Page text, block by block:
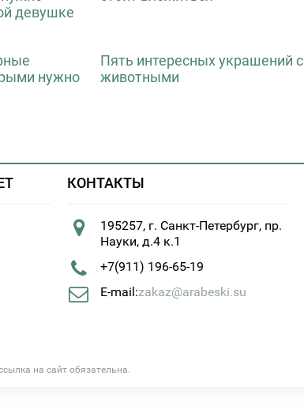
девушке
нужно
Пять интересных украшений с
животными
КОНТАКТЫ
195257, г. Санкт-Петербург, пр.
Науки, д.4 к.1
+7(911) 196-65-19
E-mail:zakaz@arabeski.su
на сайт обязательна.